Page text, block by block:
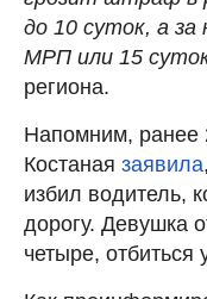
до 10 суток, а
МРП или 15
региона.
Напомним, ранее
Костаная заявила
избил водитель,
дорогу. Девушка
четыре, отбиться